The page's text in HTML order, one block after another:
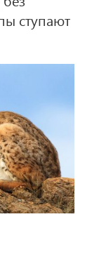
ступают